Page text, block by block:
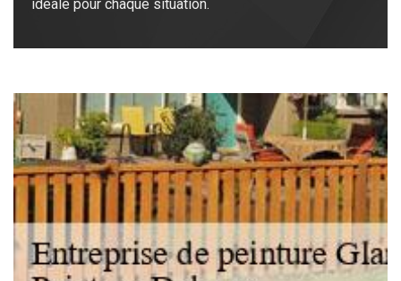
idéale pour chaque situation.